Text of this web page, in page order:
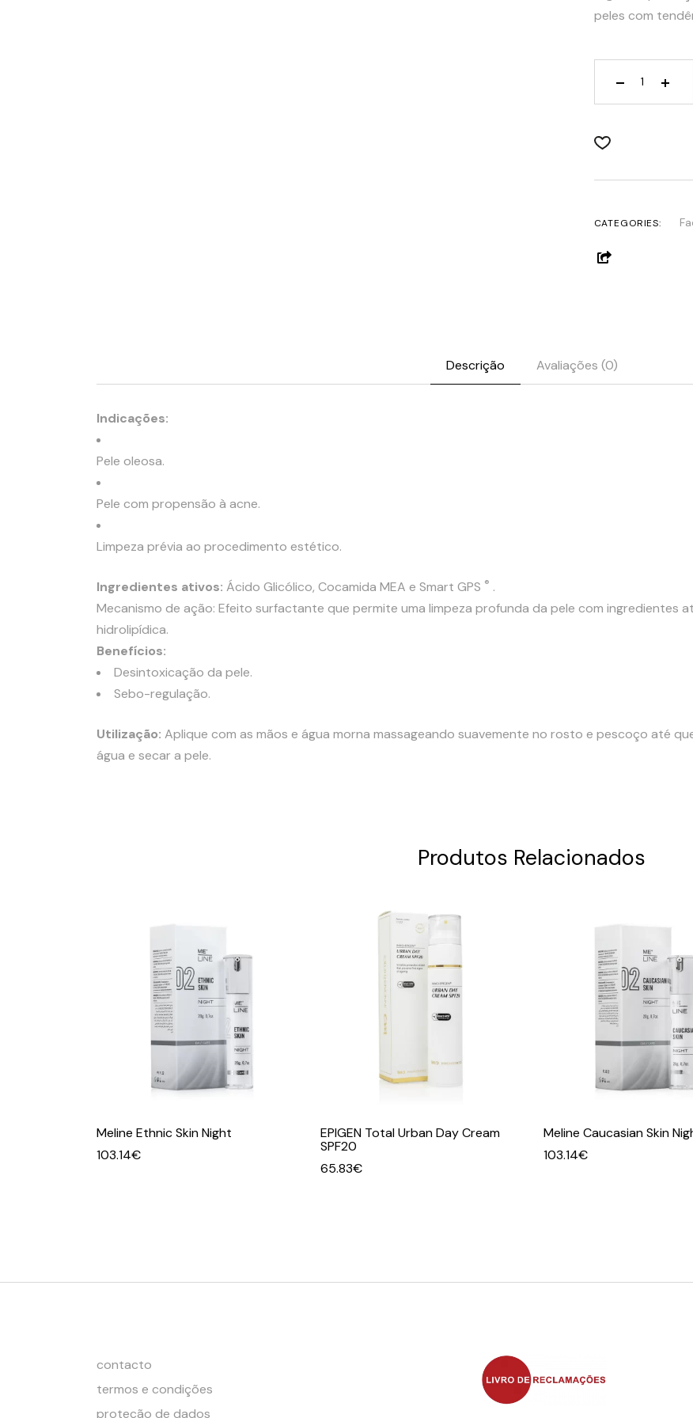
peles com
CATEGORIES:
Descrição Avaliações (0)
Indicações:
Pele oleosa.
Pele com propensão à acne.
Limpeza prévia ao procedimento estético.
Ingredientes ativos: Ácido Glicólico, Cocamida MEA e Smart GPS ® .
Mecanismo de ação: Efeito surfactante que permite uma limpeza profunda da pele com ingredientes
hidrolipídica.
Benefícios:
Desintoxicação da pele.
Sebo-regulação.
Utilização: Aplique com as mãos e água morna massageando suavemente no rosto e pescoço até
água e secar a pele.
Produtos Relacionados
Meline Ethnic Skin Night
103.14€
EPIGEN Total Urban Day Cream
SPF20
65.83€
Meline Caucasian Skin
103.14€
contacto
termos e condições
proteção de dados